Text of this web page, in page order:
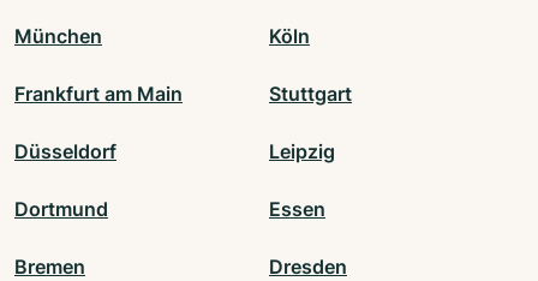
München Köln
Frankfurt am Main Stuttgart
Düsseldorf Leipzig
Dortmund Essen
Bremen Dresden